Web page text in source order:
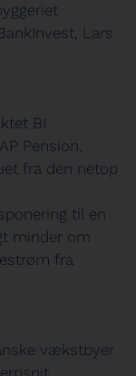
Lars
BI
Pension,
fra den netop
til en
minder om
fra
vækstbyer